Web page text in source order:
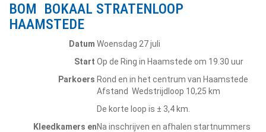
BOM BOKAAL STRATENLOOP
HAAMSTEDE
Datum Woensdag 27 juli
Start Op de Ring in Haamstede om 19.30 uur
Parkoers Rond en in het centrum van Haamstede
Afstand Wedstrijdloop 10,25 km
De korte loop is ± 3,4 km.
Kleedkamers enNa inschrijven en afhalen startnummers